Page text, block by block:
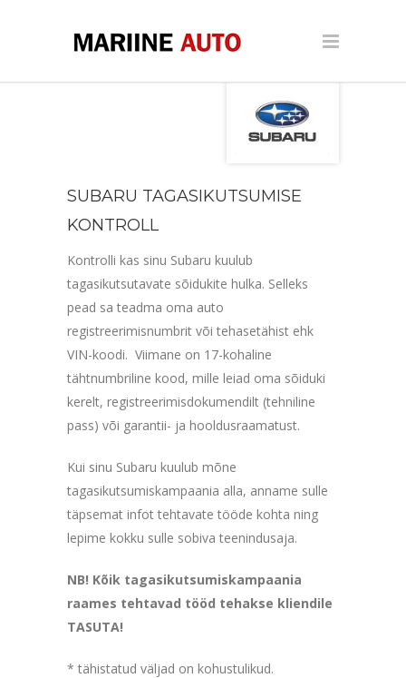
SUBARU TAGASIKUTSUMISE
KONTROLL
Kontrolli kas sinu Subaru kuulub
tagasikutsutavate sõidukite hulka. Selleks
pead sa teadma oma auto
registreerimisnumbrit või tehasetähist ehk
VIN-koodi. Viimane on 17-kohaline
tähtnumbriline kood, mille leiad oma sõiduki
kerelt, registreerimisdokumendilt (tehniline
pass) või garantii- ja hooldusraamatust.
Kui sinu Subaru kuulub mõne
tagasikutsumiskampaania alla, anname sulle
täpsemat infot tehtavate tööde kohta ning
lepime kokku sulle sobiva teenindusaja.
NB! Kõik tagasikutsumiskampaania
raames tehtavad tööd tehakse kliendile
TASUTA!
* tähistatud väljad on kohustulikud.